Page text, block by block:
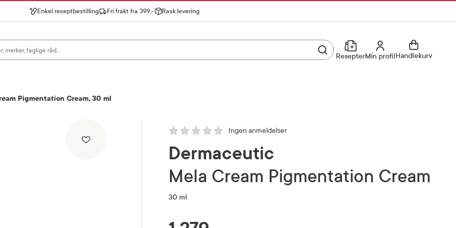
Enkel reseptbestilling Fri frakt fra 399,- Rask levering
Utfør søkResepterMin profilMin profilHandlekurv
Pigmentation Cream, 30 ml
Ingen anmeldelser
Dermaceutic
Mela Cream Pigmentation Cream
30 ml
RABATTPROSENT